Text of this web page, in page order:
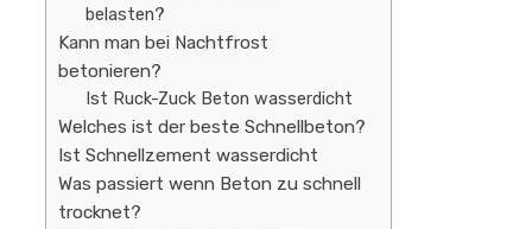
belasten?
Kann man bei Nachtfrost
betonieren?
Ist Ruck-Zuck Beton wasserdicht
Welches ist der beste Schnellbeton?
Ist Schnellzement wasserdicht
Was passiert wenn Beton zu schnell
trocknet?